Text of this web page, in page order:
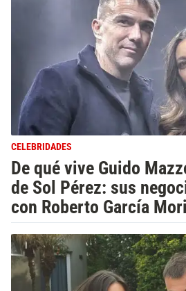
CELEBRIDADES
De qué vive Guido
de Sol Pérez: sus
con Roberto García